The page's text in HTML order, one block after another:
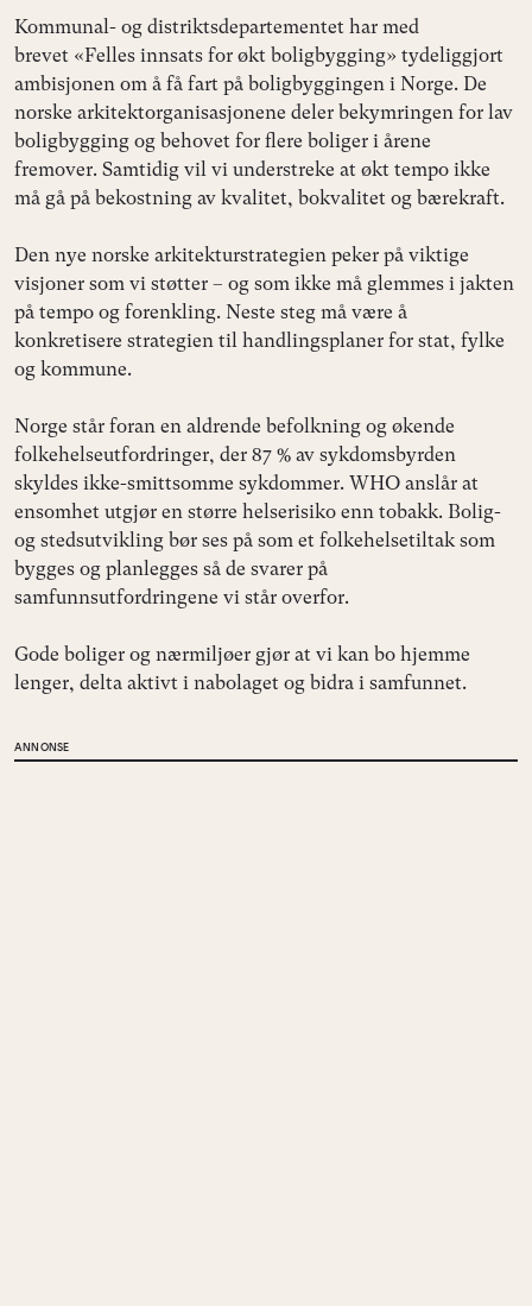
Kommunal- og distriktsdepartementet har med
brevet «Felles innsats for økt boligbygging» tydeliggjort
ambisjonen om å få fart på boligbyggingen i Norge. De
norske arkitektorganisasjonene deler bekymringen for lav
boligbygging og behovet for flere boliger i årene
fremover. Samtidig vil vi understreke at økt tempo ikke
må gå på bekostning av kvalitet, bokvalitet og bærekraft.
Den nye norske arkitekturstrategien peker på viktige
visjoner som vi støtter – og som ikke må glemmes i jakten
på tempo og forenkling. Neste steg må være å
konkretisere strategien til handlingsplaner for stat, fylke
og kommune.
Norge står foran en aldrende befolkning og økende
folkehelseutfordringer, der 87 % av sykdomsbyrden
skyldes ikke-smittsomme sykdommer. WHO anslår at
ensomhet utgjør en større helserisiko enn tobakk. Bolig-
og stedsutvikling bør ses på som et folkehelsetiltak som
bygges og planlegges så de svarer på
samfunnsutfordringene vi står overfor.
Gode boliger og nærmiljøer gjør at vi kan bo hjemme
lenger, delta aktivt i nabolaget og bidra i samfunnet.
ANNONSE